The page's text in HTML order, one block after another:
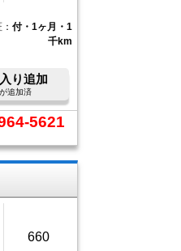
付・1ヶ月・1
千km
り追加
追加済
5621
660